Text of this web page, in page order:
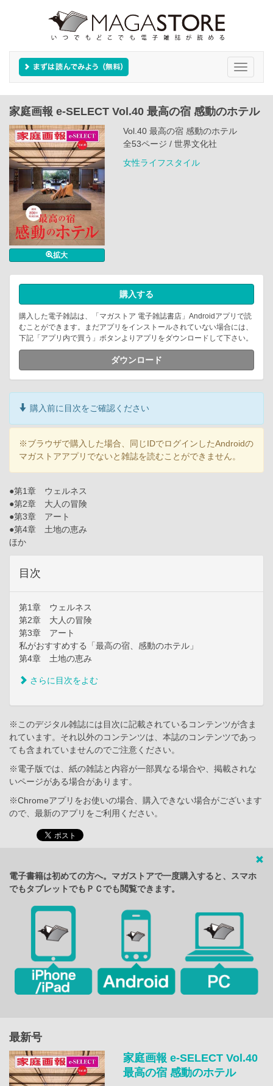
Toggle
家庭画報 e-SELECT Vol.40 最高の宿 感動のホテル
拡大
Vol.40 最高の宿 感動のホテル
全53ページ / 世界文化社
女性ライフスタイル
購入する
購入した電子雑誌は、「マガストア 電子雑誌書店」Androidアプリで読
むことができます。まだアプリをインストールされていない場合には、
下記「アプリ内で買う」ボタンよりアプリをダウンロードして下さい。
ダウンロード
購入前に目次をご確認ください
※ブラウザで購入した場合、同じIDでログインしたAndroidの
マガストアアプリでないと雑誌を読むことができません。
●第1章 ウェルネス
●第2章 大人の冒険
●第3章 アート
●第4章 土地の恵み
ほか
目次
第1章 ウェルネス
第2章 大人の冒険
第3章 アート
私がおすすめする「最高の宿、感動のホテル」
第4章 土地の恵み
さらに目次をよむ
※このデジタル雑誌には目次に記載されているコンテンツが含ま
れています。それ以外のコンテンツは、本誌のコンテンツであっ
ても含まれていませんのでご注意ください。
※電子版では、紙の雑誌と内容が一部異なる場合や、掲載されな
いページがある場合があります。
※Chromeアプリをお使いの場合、購入できない場合がございます
ので、最新のアプリをご利用ください。
電子書籍は初めての方へ。マガストアで一度購入すると、スマホ
でもタブレットでもＰＣでも閲覧できます。
最新号
家庭画報 e-SELECT Vol.40
最高の宿 感動のホテル